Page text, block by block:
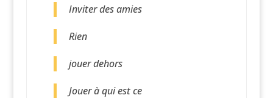
Inviter des amies
Rien
jouer dehors
Jouer à qui est ce